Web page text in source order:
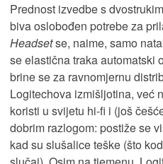
Prednost izvedbe s
biva oslobođen potrebe za
Headsetse, naime, samo
se elastična traka automatski
brine se za ravnomjernu
Logitechova izmišljotina, već
koristi u svijetu hi-fi i (još
dobrim razlogom: postiže se
kad su slušalice teške (što